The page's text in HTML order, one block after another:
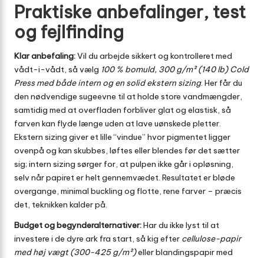
Praktiske anbefalinger, test
og fejlfinding
Klar anbefaling:Vil du arbejde sikkert og kontrolleret med
vådt-i-vådt, så vælg 100 % bomuld, 300 g/m² (140 lb) Cold
Press med både intern og en solid ekstern sizing. Her får du
den nødvendige sugeevne til at holde store vandmængder,
samtidig med at overfladen forbliver glat og elastisk, så
farven kan flyde længe uden at lave uønskede pletter.
Ekstern sizing giver et lille “vindue” hvor pigmentet ligger
ovenpå og kan skubbes, løftes eller blendes før det sætter
sig; intern sizing sørger for, at pulpen ikke går i opløsning,
selv når papiret er helt gennemvædet. Resultatet er bløde
overgange, minimal buckling og flotte, rene farver – præcis
det, teknikken kalder på.
Budget og begynderalternativer:Har du ikke lyst til at
investere i de dyre ark fra start, så kig efter cellulose-papir
med høj vægt (300-425 g/m²)eller blandingspapir med